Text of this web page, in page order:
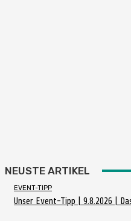
NEUSTE ARTIKEL
EVENT-TIPP
Unser Event-Tipp | 9.8.2026 |